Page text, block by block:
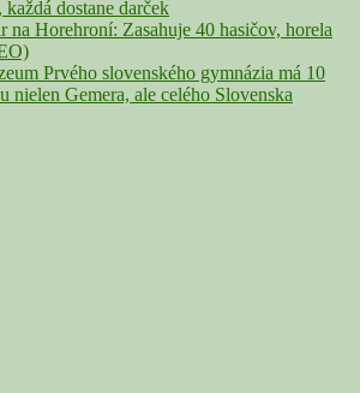
dostane darček
na Horehroní: Zasahuje 40 hasičov, horela
Prvého slovenského gymnázia má 10
nielen Gemera, ale celého Slovenska